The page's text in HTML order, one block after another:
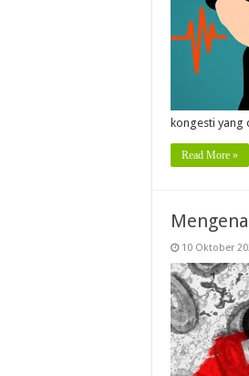
kongesti
Read More »
10 Oktober